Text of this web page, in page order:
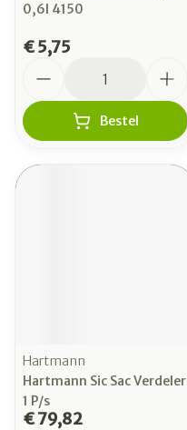
0,6l 4150
€ 5,75
Bestel
Hartmann
Hartmann Sic Sac Verdeler
1 P/s
€ 79,82